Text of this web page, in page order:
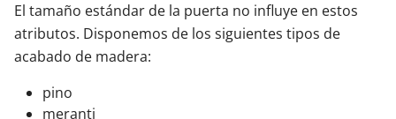
El tamaño estándar de la puerta no influye en estos
atributos. Disponemos de los siguientes tipos de
acabado de madera:
pino
meranti